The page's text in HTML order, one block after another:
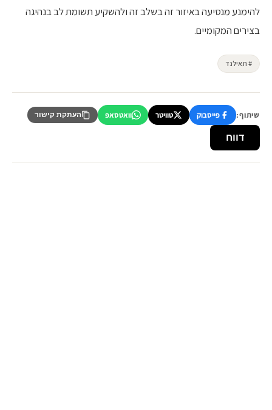
להימנע מנסיעה באיזור זה בשלב זה ולהשקיע תשומת לב בנהיגה
בצירים המקומיים.
# תאילנד
שיתוף: פייסבוק טוויטר וואטסאפ העתקת קישור
דווח